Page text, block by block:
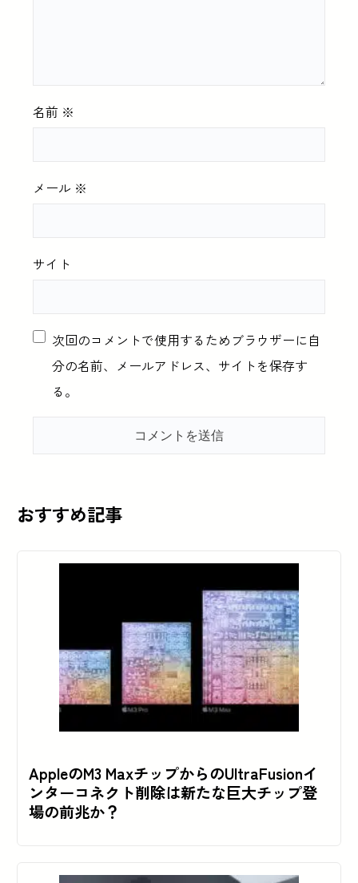
名前 ※
メール ※
サイト
次回のコメントで使用するためブラウザーに自
分の名前、メールアドレス、サイトを保存す
る。
おすすめ記事
AppleのM3 MaxチップからのUltraFusionイ
ンターコネクト削除は新たな巨大チップ登
場の前兆か？